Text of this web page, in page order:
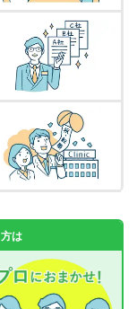
方は